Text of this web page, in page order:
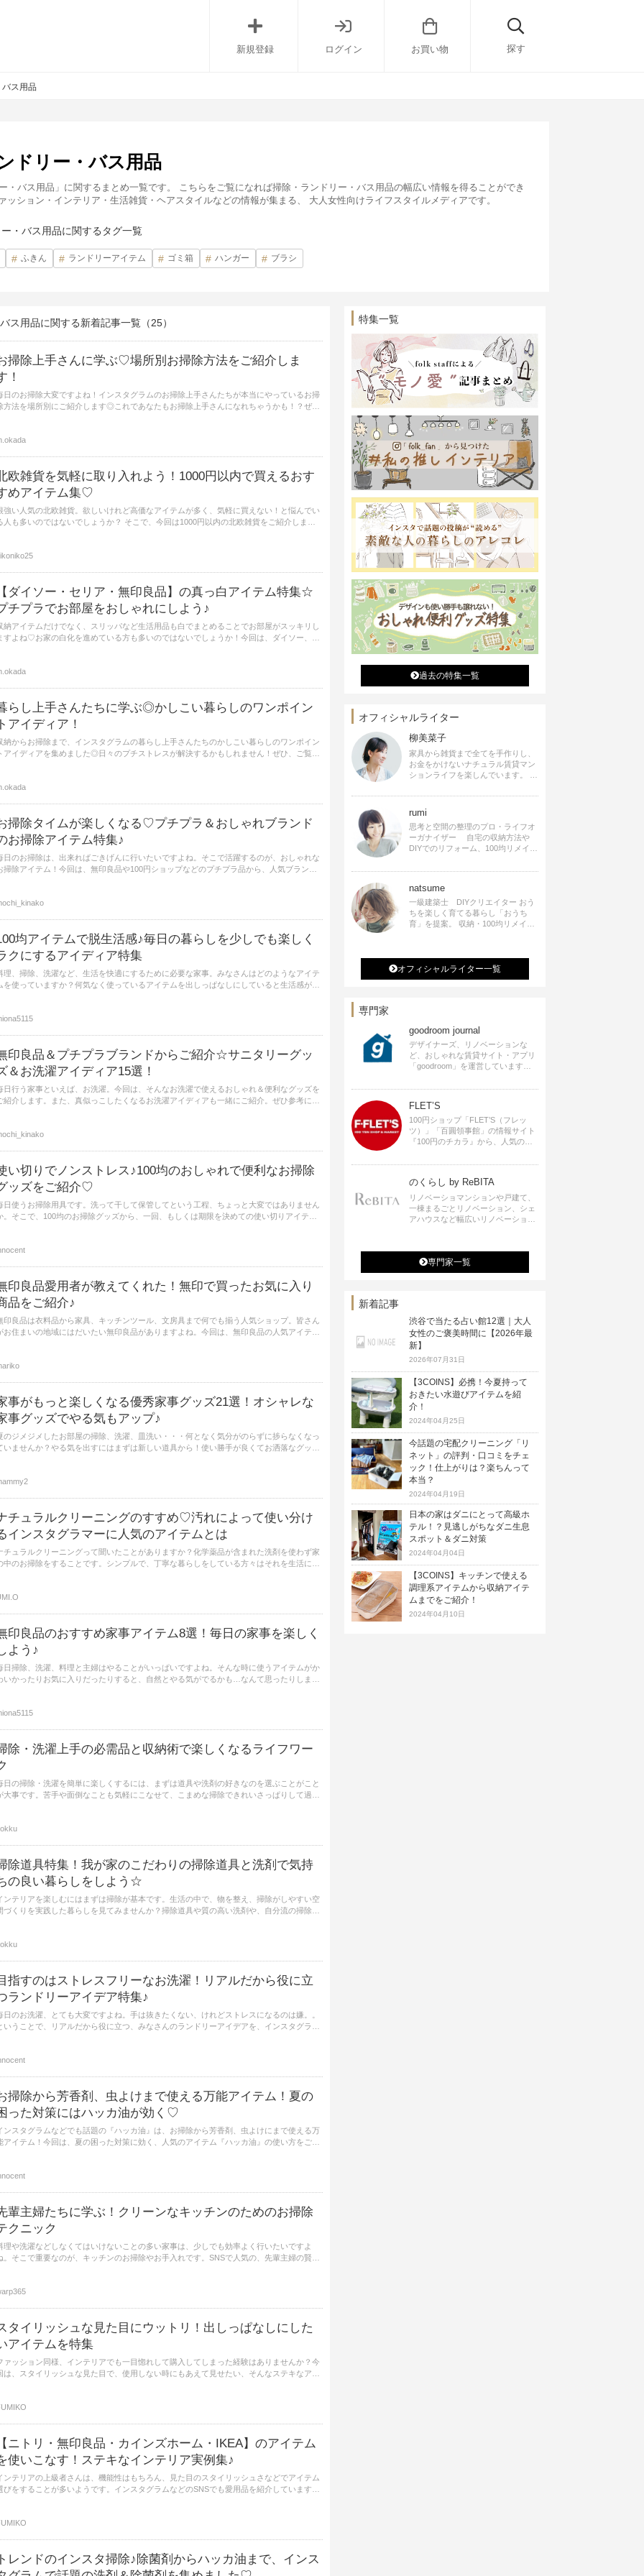
新規登録 ログイン お買い物 探す
ス用品
ドリー・バス用品
・バス用品」に関するまとめ一覧です。 こちらをご覧になれば掃除・ランドリー・バス用品の幅広い情報を得ることができ
ッション・インテリア・生活雑貨・ヘアスタイルなどの情報が集まる、 大人女性向けライフスタイルメディアです。
・バス用品に関するタグ一覧
ふきん ランドリーアイテム ゴミ箱 ハンガー ブラシ
ス用品に関する新着記事一覧（25）
掃除上手さんに学ぶ♡場所別お掃除方法をご紹介しま
！
日のお掃除大変ですよね！インスタグラムのお掃除上手さんたちが本当にやっているお掃
方法を場所別にご紹介します◎これであなたもお掃除上手さんになれちゃうかも！？ぜ
欧雑貨を気軽に取り入れよう！1000円以内で買えるおす
めアイテム集♡
強い人気の北欧雑貨。欲しいけれど高価なアイテムが多く、気軽に買えない！と悩んでい
も多いのではないでしょうか？ そこで、今回は1000円以内の北欧雑貨をご紹介しま
ダイソー・セリア・無印良品】の真っ白アイテム特集☆
チプラでお部屋をおしゃれにしよう♪
納アイテムだけでなく、スリッパなど生活用品も白でまとめることでお部屋がスッキリし
すよね♡お家の白化を進めている方も多いのではないでしょうか！今回は、ダイソー、セ
らし上手さんたちに学ぶ◎かしこい暮らしのワンポイン
アイディア！
納からお掃除まで、インスタグラムの暮らし上手さんたちのかしこい暮らしのワンポイン
アイディアを集めました◎日々のプチストレスが解決するかもしれません！ぜひ、ご覧く
掃除タイムが楽しくなる♡プチプラ＆おしゃれブランド
お掃除アイテム特集♪
日のお掃除は、出来ればごきげんに行いたいですよね。そこで活躍するのが、おしゃれな
掃除アイテム！今回は、無印良品や100円ショップなどのプチプラ品から、人気ブランド
均アイテムで脱生活感♪毎日の暮らしを少しでも楽しく
クにするアイディア特集
理、掃除、洗濯など、生活を快適にするために必要な家事。みなさんはどのようなアイテ
を使っていますか？何気なく使っているアイテムを出しっぱなしにしていると生活感が出
印良品＆プチプラブランドからご紹介☆サニタリーグッ
＆お洗濯アイディア15選！
日行う家事といえば、お洗濯。今回は、そんなお洗濯で使えるおしゃれ＆便利なグッズを
紹介します。また、真似っこしたくなるお洗濯アイディアも一緒にご紹介。ぜひ参考に、
い切りでノンストレス♪100均のおしゃれで便利なお掃除
ッズをご紹介♡
日使うお掃除用具です。洗って干して保管してという工程、ちょっと大変ではありません
。そこで、100均のお掃除グッズから、一回、もしくは期限を決めての使い切りアイテム
印良品愛用者が教えてくれた！無印で買ったお気に入り
品をご紹介♪
印良品は衣料品から家具、キッチンツール、文房具まで何でも揃う人気ショップ。皆さん
お住まいの地域にはだいたい無印良品がありますよね。今回は、無印良品の人気アイテム
事がもっと楽しくなる優秀家事グッズ21選！オシャレな
事グッズでやる気もアップ♪
のジメジメしたお部屋の掃除、洗濯、皿洗い・・・何となく気分がのらずに捗らなくなっ
いませんか？やる気を出すにはまずは新しい道具から！使い勝手が良くてお洒落なグッズ
チュラルクリーニングのすすめ♡汚れによって使い分け
インスタグラマーに人気のアイテムとは
チュラルクリーニングって聞いたことがありますか？化学薬品が含まれた洗剤を使わず家
中のお掃除をすることです。シンプルで、丁寧な暮らしをしている方々はそれを生活に取
印良品のおすすめ家事アイテム8選！毎日の家事を楽しく
よう♪
日掃除、洗濯、料理と主婦はやることがいっぱいですよね。そんな時に使うアイテムがか
いかったりお気に入りだったりすると、自然とやる気がでるかも…なんて思ったりしませ
除・洗濯上手の必需品と収納術で楽しくなるライフワー
日の掃除・洗濯を簡単に楽しくするには、まずは道具や洗剤の好きなのを選ぶことがこと
大事です。苦手や面倒なことも気軽にこなせて、こまめな掃除できれいさっぱりして過ご
除道具特集！我が家のこだわりの掃除道具と洗剤で気持
の良い暮らしをしよう☆
ンテリアを楽しむにはまずは掃除が基本です。生活の中で、物を整え、掃除がしやすい空
づくりを実践した暮らしを見てみませんか？掃除道具や質の高い洗剤や、自分流の掃除の
指すのはストレスフリーなお洗濯！リアルだから役に立
ランドリーアイデア特集♪
日のお洗濯、とても大変ですよね。手は抜きたくない、けれどストレスになるのは嫌。。
いうことで、リアルだから役に立つ、みなさんのランドリーアイデアを、インスタグラム
掃除から芳香剤、虫よけまで使える万能アイテム！夏の
った対策にはハッカ油が効く♡
ンスタグラムなどでも話題の『ハッカ油』は、お掃除から芳香剤、虫よけにまで使える万
アイテム！今回は、夏の困った対策に効く、人気のアイテム『ハッカ油』の使い方をご紹
輩主婦たちに学ぶ！クリーンなキッチンのためのお掃除
クニック
理や洗濯などしなくてはいけないことの多い家事は、少しでも効率よく行いたいですよ
。そこで重要なのが、キッチンのお掃除やお手入れです。SNSで人気の、先輩主婦の賢い
タイリッシュな見た目にウットリ！出しっぱなしにした
アイテムを特集
ァッション同様、インテリアでも一目惚れして購入してしまった経験はありませんか？今
は、スタイリッシュな見た目で、使用しない時にもあえて見せたい、そんなステキなアイ
ニトリ・無印良品・カインズホーム・IKEA】のアイテム
使いこなす！ステキなインテリア実例集♪
ンテリアの上級者さんは、機能性はもちろん、見た目のスタイリッシュさなどでアイテム
びをすることが多いようです。インスタグラムなどのSNSでも愛用品を紹介しています
レンドのインスタ掃除♪除菌剤からハッカ油まで、インス
特集一覧
過去の特集一覧
オフィシャルライター
柳美菜子
家具から雑貨まで全てを手作りし、
お金をかけないナチュラル賃貸マン
ションライフを楽しんでいます。 ハ
る著書も出版、また様々なメディア
でも執筆しています。
rumi
思考と空間の整理のプロ・ライフオ
ーガナイザー 自宅の収納方法や
DIYでのリフォーム、100均リメイク
ク、インテリアの記事の執筆、雑
プロデュース 2016年９月に宝島社
より【Rumiのおうち時間を楽しむイ
ンテリア】を出版しました。
natsume
一級建築士 DIYクリエイター おう
ちを楽しく育てる暮らし「おうち
育」を提案。 収納・100均リメイ
いアンティークな部屋つくり 雑誌
オフィシャルライター一覧
専門家
goodroom journal
デザイナーズ、リノベーションな
ど、おしゃれな賃貸サイト・アプリ
「goodroom」を運営しています。
り暮らしのアイディアなど、賃貸で
ヒントをお届けします。
FLET’S
100円ショップ「FLET’S（フレッ
ツ）」「百圓領事館」の情報サイト
『100円のチカラ』から、人気の記
のくらし by ReBITA
リノベーショマンションや戸建て、
一棟まるごとリノベーション、シェ
アハウスなど幅広いリノベーション
スなど、「住む」だけではなく「働
く」「遊ぶ」「学ぶ」「旅する」と
いった領域でも、暮らしや生き方を
専門家一覧
新着記事
渋谷で当たる占い館12選｜大人
女性のご褒美時間に【2026年最
新】
2026年07月31日
【3COINS】必携！今夏持って
おきたい水遊びアイテムを紹
介！
2024年04月25日
今話題の宅配クリーニング「リ
ネット」の評判・口コミをチェ
ック！仕上がりは？楽ちんって
本当？
2024年04月19日
日本の家はダニにとって高級ホ
テル！？見逃しがちなダニ生息
スポット＆ダニ対策
2024年04月04日
【3COINS】キッチンで使える
調理系アイテムから収納アイテ
ムまでをご紹介！
2024年04月10日